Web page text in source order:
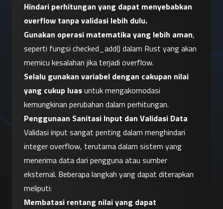
Hindari perhitungan yang dapat menyebabkan
overflow tanpa validasi lebih dulu.
Gunakan operasi matematika yang lebih aman,
seperti fungsi checked_add() dalam Rust yang akan
memicu kesalahan jika terjadi overflow.
Selalu gunakan variabel dengan cakupan nilai
yang cukup luas untuk mengakomodasi
kemungkinan perubahan dalam perhitungan.
Penggunaan Sanitasi Input dan Validasi Data
Validasi input sangat penting dalam menghindari
integer overflow, terutama dalam sistem yang
menerima data dari pengguna atau sumber
eksternal. Beberapa langkah yang dapat diterapkan
meliputi:
Membatasi rentang nilai yang dapat